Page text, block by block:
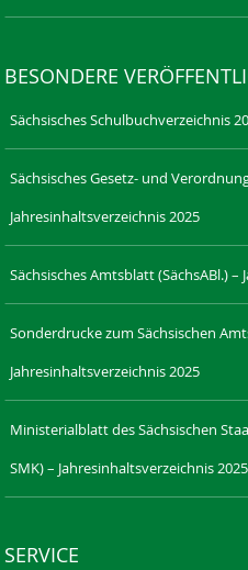
BESONDERE
Sächsisches Schulbuchverzeichnis
Sächsisches Gesetz- und
Jahresinhaltsverzeichnis 2025
Sächsisches Amtsblatt (SächsABl.)
Sonderdrucke zum Sächsischen
Jahresinhaltsverzeichnis 2025
Ministerialblatt des Sächsischen
SMK) – Jahresinhaltsverzeichnis 2025
SERVICE